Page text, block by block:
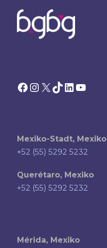
Facebook Instagram X TikTok LinkedIn YouTube
Mexiko-Stadt, Mexiko
+52 (55) 5292 5232
Querétaro, Mexiko
+52 (55) 5292 5232
Mérida, Mexiko